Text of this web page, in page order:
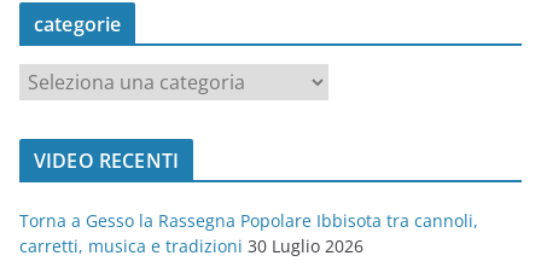
categorie
a
t
o
r
VIDEO RECENTI
Torna a Gesso la Rassegna Popolare Ibbisota tra cannoli,
carretti, musica e tradizioni 30 Luglio 2026